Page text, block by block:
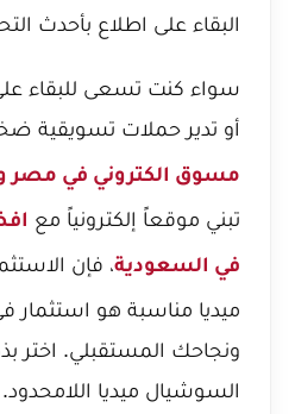
البقاء على اطلاع بأحدث
سواء كنت تسعى للبقاء
أو تدير حملات تسويقية
مسوق الكتروني في مصر
تبني موقعاً إلكترونياً مع
في السعودية، فإن
ميديا مناسبة هو استثمار
ونجاحك المستقبلي. اختر
السوشيال ميديا اللامحدود.